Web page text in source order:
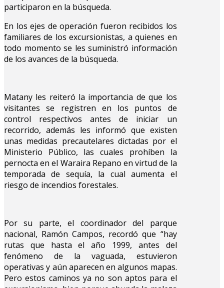
participaron en la búsqueda.
En los ejes de operación fueron recibidos los
familiares de los excursionistas, a quienes en
todo momento se les suministró información
de los avances de la búsqueda.
Matany les reiteró la importancia de que los
visitantes se registren en los puntos de
control respectivos antes de iniciar un
recorrido, además les informó que existen
unas medidas precautelares dictadas por el
Ministerio Público, las cuales prohíben la
pernocta en el Waraira Repano en virtud de la
temporada de sequía, la cual aumenta el
riesgo de incendios forestales.
Por su parte, el coordinador del parque
nacional, Ramón Campos, recordó que “hay
rutas que hasta el año 1999, antes del
fenómeno de la vaguada, estuvieron
operativas y aún aparecen en algunos mapas.
Pero estos caminos ya no son aptos para el